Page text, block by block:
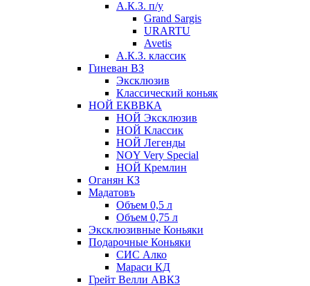
А.К.З. п/у
Grand Sargis
URARTU
Avetis
А.К.З. классик
Гиневан ВЗ
Эксклюзив
Классический коньяк
НОЙ ЕКВВКА
НОЙ Эксклюзив
НОЙ Классик
НОЙ Легенды
NOY Very Speсial
НОЙ Кремлин
Оганян КЗ
Мадатовъ
Объем 0,5 л
Объем 0,75 л
Эксклюзивные Коньяки
Подарочные Коньяки
СИС Алко
Мараси КД
Грейт Велли АВКЗ